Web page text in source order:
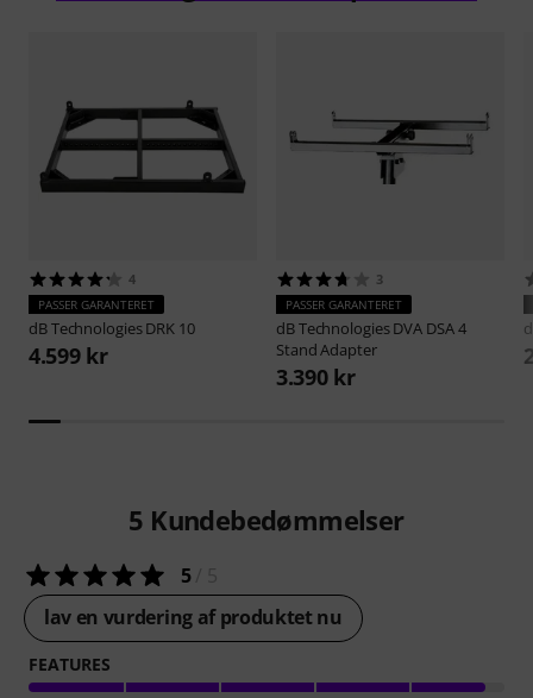
4
PASSER GARANTERET
dB TechnologiesDRK 10
4.599 kr
3
PASSER GARANTERET
dB TechnologiesDVA DSA 4
Stand Adapter
3.390 kr
5 Kundebedømmelser
5/ 5
lav en vurdering af produktet nu
FEATURES